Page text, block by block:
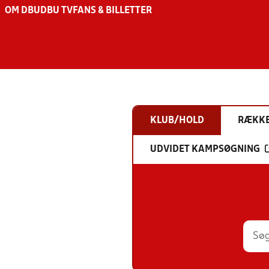
OM DBU DBU TV FANS & BILLETTER
KLUB/HOLD
UDVIDET KAMPSØGNING